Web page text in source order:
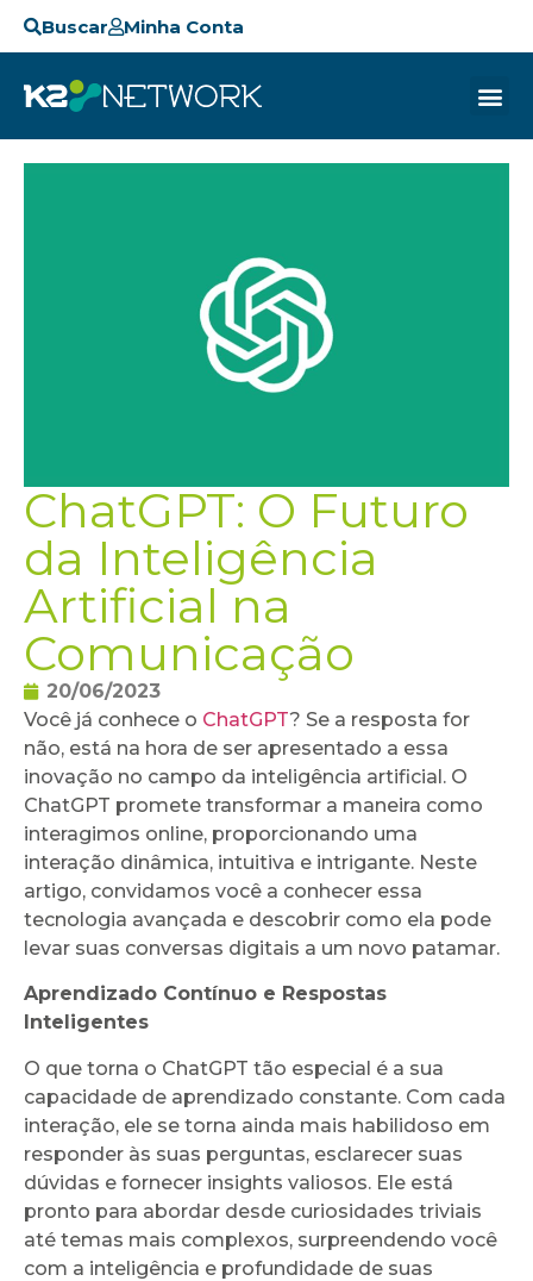
Buscar Minha Conta
ChatGPT: O Futuro
da Inteligência
Artificial na
Comunicação
20/06/2023
Você já conhece o ChatGPT? Se a resposta for
não, está na hora de ser apresentado a essa
inovação no campo da inteligência artificial. O
ChatGPT promete transformar a maneira como
interagimos online, proporcionando uma
interação dinâmica, intuitiva e intrigante. Neste
artigo, convidamos você a conhecer essa
tecnologia avançada e descobrir como ela pode
levar suas conversas digitais a um novo patamar.
Aprendizado Contínuo e Respostas
Inteligentes
O que torna o ChatGPT tão especial é a sua
capacidade de aprendizado constante. Com cada
interação, ele se torna ainda mais habilidoso em
responder às suas perguntas, esclarecer suas
dúvidas e fornecer insights valiosos. Ele está
pronto para abordar desde curiosidades triviais
até temas mais complexos, surpreendendo você
com a inteligência e profundidade de suas